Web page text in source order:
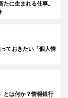
に生まれる仕事。
ておきたい「個人情
とは何か？情報銀行